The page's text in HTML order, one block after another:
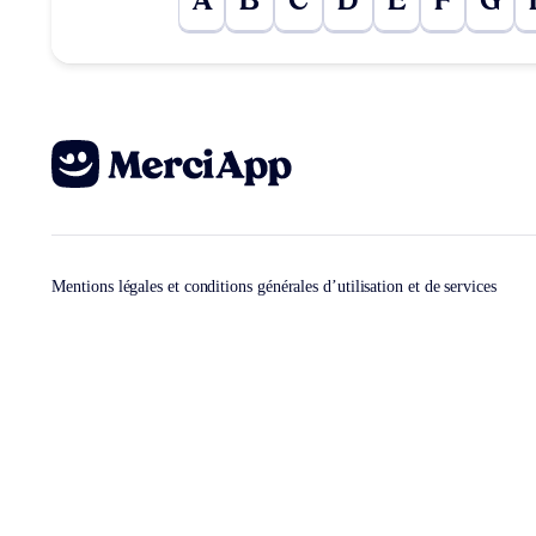
Mentions légales et conditions générales d’utilisation et de services